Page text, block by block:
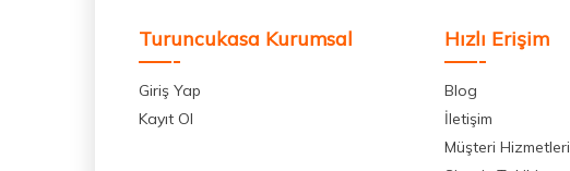
Turuncukasa Kurumsal
Giriş Yap
Kayıt Ol
Hızlı Erişim
Blog
İletişim
Müşteri Hizmetleri